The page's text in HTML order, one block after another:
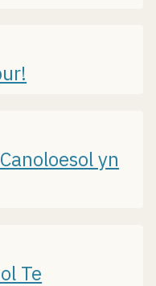
yn
Te